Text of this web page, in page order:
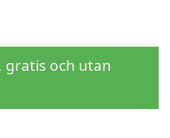
gratis och utan